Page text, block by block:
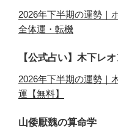
2026年下半期の運勢｜
全体運・転機
【公式占い】木下レ
2026年下半期の運勢｜
運【無料】
山倭厭魏の算命学